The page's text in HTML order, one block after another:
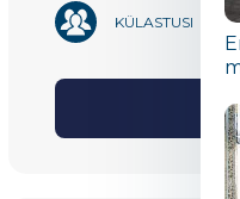
KÜLASTUSI